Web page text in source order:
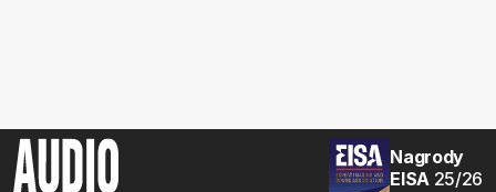
Nagrody
EISA 25/26